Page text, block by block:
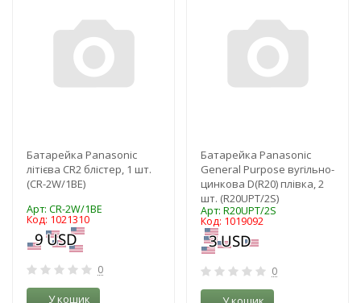
Батарейка Panasonic
літієва CR2 блістер, 1 шт.
(CR-2W/1BE)
Арт: CR-2W/1BE
Код: 1021310
0
У кошик
Батарейка Panasonic
General Purpose вугільно-
цинкова D(R20) плівка, 2
шт. (R20UPT/2S)
Арт: R20UPT/2S
Код: 1019092
0